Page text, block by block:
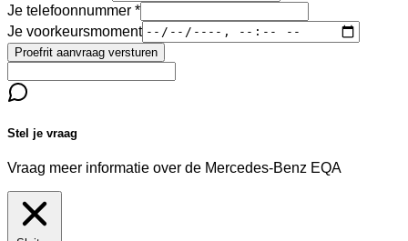
Je telefoonnummer
Je voorkeursmoment
Proefrit aanvraag versturen
Stel je vraag
Vraag meer informatie over de Mercedes-Benz EQA